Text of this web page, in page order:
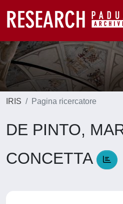
IRIS Pagina ricercatore
DE PINTO,
CONCETTA